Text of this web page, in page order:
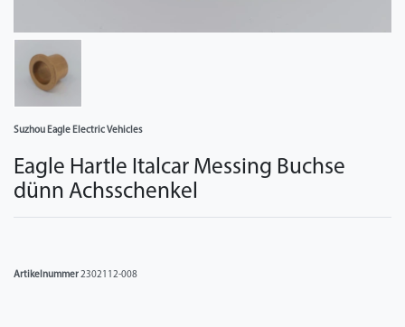
Suzhou Eagle Electric Vehicles
Eagle Hartle Italcar Messing Buchse
dünn Achsschenkel
Artikelnummer2302112-008